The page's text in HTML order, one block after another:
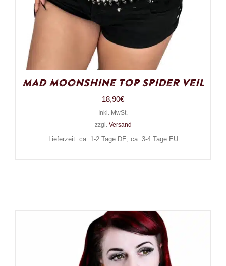
Mad Moonshine Top Spider Veil
18,90€
Inkl. MwSt.
zzgl. Versand
Lieferzeit: ca. 1-2 Tage DE, ca. 3-4 Tage EU